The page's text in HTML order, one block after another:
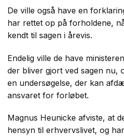
De ville også have en
har rettet op på forholdene,
kendt til sagen i årevis.
Endelig ville de have
der bliver gjort ved sagen nu,
en undersøgelse, der kan
ansvaret for forløbet.
Magnus Heunicke afviste, at
hensyn til erhvervslivet, og